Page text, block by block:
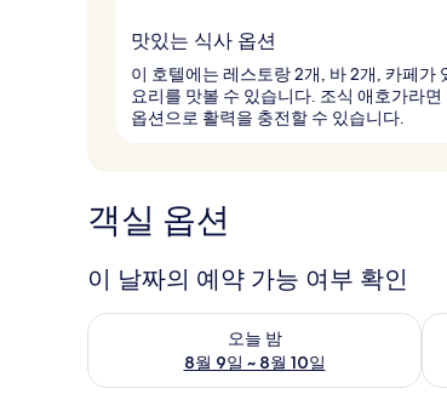
맛있는 식사 옵션
이 호텔에는 레스토랑 2개, 바 2개, 카페가
요리를 맛볼 수 있습니다. 조식 애호가라면
옵션으로 활력을 충전할 수 있습니다.
객실 옵션
이 날짜의 예약 가능 여부 확인
오늘 밤
8월 9일 ~ 8월 10일
오늘 밤 예약 가능 여부 확인, 8월 9일 ~ 8월
내